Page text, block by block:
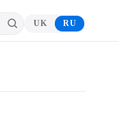
UK RU